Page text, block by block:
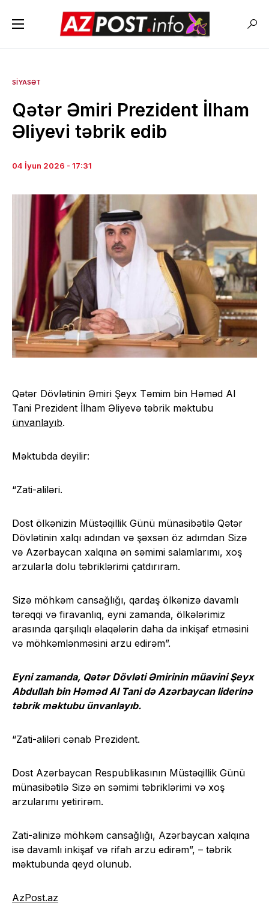
SIYASƏT
Qətər Əmiri Prezident İlham
Əliyevi təbrik edib
04 İyun 2026 - 17:31
Qətər Dövlətinin Əmiri Şeyx Təmim bin Həməd Al
Tani Prezident İlham Əliyevə təbrik məktubu
ünvanlayıb.
Məktubda deyilir:
“Zati-aliləri.
Dost ölkənizin Müstəqillik Günü münasibətilə Qətər
Dövlətinin xalqı adından və şəxsən öz adımdan Sizə
və Azərbaycan xalqına ən səmimi salamlarımı, xoş
arzularla dolu təbriklərimi çatdırıram.
Sizə möhkəm cansağlığı, qardaş ölkənizə davamlı
tərəqqi və firavanlıq, eyni zamanda, ölkələrimiz
arasında qarşılıqlı əlaqələrin daha da inkişaf etməsini
və möhkəmlənməsini arzu edirəm”.
Eyni zamanda, Qətər Dövləti Əmirinin müavini Şeyx
Abdullah bin Həməd Al Tani də Azərbaycan liderinə
təbrik məktubu ünvanlayıb.
“Zati-aliləri cənab Prezident.
Dost Azərbaycan Respublikasının Müstəqillik Günü
münasibətilə Sizə ən səmimi təbriklərimi və xoş
arzularımı yetirirəm.
Zati-alinizə möhkəm cansağlığı, Azərbaycan xalqına
isə davamlı inkişaf və rifah arzu edirəm”, – təbrik
məktubunda qeyd olunub.
AzPost.az